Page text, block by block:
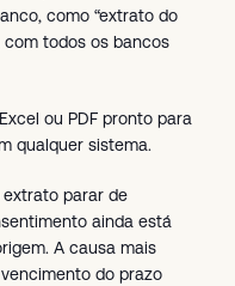
como “extrato do
com todos os bancos
ou PDF pronto para
qualquer sistema.
extrato parar de
ainda está
A causa mais
do prazo